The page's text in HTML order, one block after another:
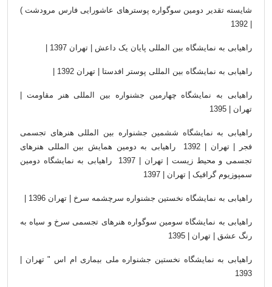
شایسته تقدیر دومین سوگواره پوسترهای عاشورایی فارس مرودشت )
راهیابی به نمایشگاه بین المللی پایان یک داعش | تهران | 1397
راهیابی به نمایشگاه بین المللی پوستر افدستا | تهران | 1392
راهیابی به نمایشگاه چهارمین جشنواره بین المللی هنر
مقاومت |
تهران | 1395
راهیابی به نمایشگاه ششمین جشنواره بین المللی هنرهای تجسمی
فجر | تهران | 1392
راهیابی به دومین همایش بین المللی هنرهای
تجسمی و محیط زیست | تهران | 1397
راهیابی به نمایشگاه دومین
سمپوزیوم گرافیک
تهران | 1397
راهیابی به نمایشگاه نخستین جشنواره سرچشمه سرخ | تهران | 1396
راهیابی به نمایشگاه سومین سوگواره هنرهای تجسمی سرخ و سیاه به
رنگ عشق | تهران | 1395
راهیابی به نمایشگاه نخستین جشنواره ملی بیماری ام اس "تهران |
1393